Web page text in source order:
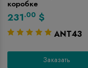
коробке
231.00 $
ANT43
Заказать